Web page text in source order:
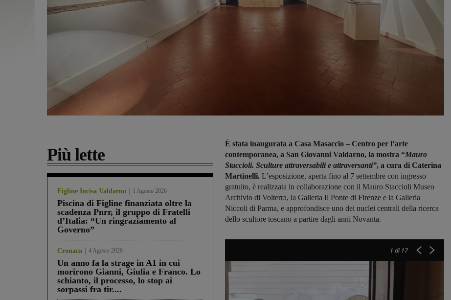
Più lette
Figline Incisa Valdarno 1 Agosto 2026
Piscina di Figline finanziata oltre la
scadenza Pnrr, il gruppo di Fratelli
d’Italia: “Un ringraziamento al
Governo”
Cronaca 4 Agosto 2026
Un anno fa la strage in A1 in cui
morirono Gianni, Giulia e Franco. Lo
schianto, il processo, lo stop ai
sorpassi fra tir....
È stata inaugurata a Casa Masaccio – Centro per l’arte
contemporanea, a San Giovanni Valdarno, la mostra “Mauro
Staccioli. Sculture attraversabili e attraversanti”, a cura di Caterina
Martinelli. L’esposizione, aperta fino al 7 settembre con ingresso
gratuito, è realizzata in collaborazione con il Mauro Staccioli Museo
Archivio di Volterra, la Galleria Il Ponte di Firenze e la Galleria
Niccoli di Parma, e approfondisce uno dei nuclei centrali della ricerca
dello scultore toscano a partire dagli anni Novanta.
1 di 17